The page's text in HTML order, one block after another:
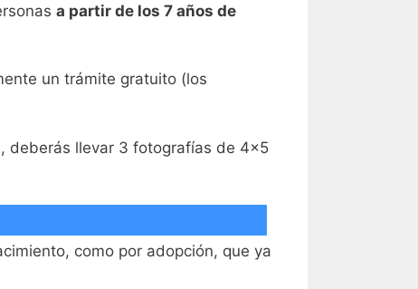
a partir de los 7 años de
un trámite gratuito (los
deberás llevar 3 fotografías de 4×5
como por adopción, que ya